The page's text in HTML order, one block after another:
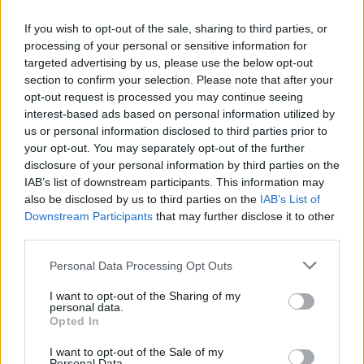
If you wish to opt-out of the sale, sharing to third parties, or
processing of your personal or sensitive information for
targeted advertising by us, please use the below opt-out
section to confirm your selection. Please note that after your
opt-out request is processed you may continue seeing
interest-based ads based on personal information utilized by
us or personal information disclosed to third parties prior to
your opt-out. You may separately opt-out of the further
disclosure of your personal information by third parties on the
IAB’s list of downstream participants. This information may
also be disclosed by us to third parties on the IAB’s List of
Downstream Participants that may further disclose it to other
Please note that this website/app uses one or more Google
not limited to your visit or usage behaviour. You may click to
grant or deny consent to Google and its third-party tags to
use your data for below specified purposes in below Google
consent section.
Personal Data Processing Opt Outs
I want to opt-out of the Sharing of my
personal data.
Opted In
I want to opt-out of the Sale of my
szempont volt a beruházásnál, de indokolta a
közlekedésbiztonság javítása, a térség turisztikai
felfedezése és az egészségmegőrzés is.
A fejlesztések hatására az ingázók utazási
lehetőségei kibővülnek, munkahelyüket akár
biciklivel is megközelíthetik. A beruházás
nyomvonala mentén a három érintett
településen több gazdasági üzem és vállalkozás
található.
Az útvonal kiépítése mellett közlekedési
táblákat is kihelyeztek.